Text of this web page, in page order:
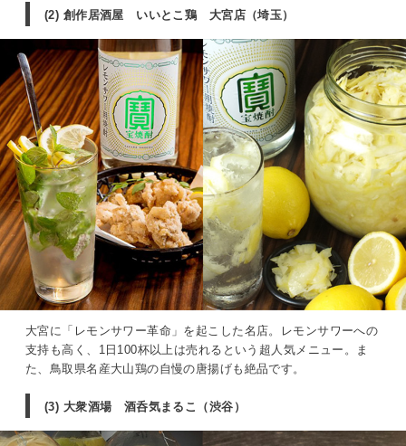
(2) 創作居酒屋 いいとこ鶏 大宮店（埼玉）
大宮に「レモンサワー革命」を起こした名店。レモンサワーへの
支持も高く、1日100杯以上は売れるという超人気メニュー。ま
た、鳥取県名産大山鶏の自慢の唐揚げも絶品です。
(3) 大衆酒場 酒呑気まるこ（渋谷）